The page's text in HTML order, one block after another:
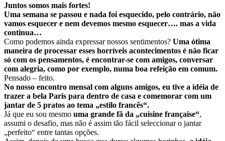
Juntos somos mais fortes!
Uma semana se passou e nada foi esquecido, pelo contrário, não
vamos esquecer e nem devemos mesmo esquecer…. mas a vida
continua…
Como podemos ainda expressar nossos sentimentos? Uma ótima
maneira de processar esses horríveis acontecimentos é não ficar
só com os pensamentos, é encontrar-se com amigos, conversar
com alegria, como por exemplo, numa boa refeição em comum.
Pensado – feito.
No nosso encontro mensal com alguns amigos, eu tive a idéia de
trazer a bela Paris para dentro de casa e comemorar com um
jantar de 5 pratos ao tema „estilo francês“.
Já que eu sou mesmo uma grande fã da „cuisine française“,
assumi o desafio, mas não é assim tão fácil seleccionar o jantar
„perfeito“ entre tantas opções.